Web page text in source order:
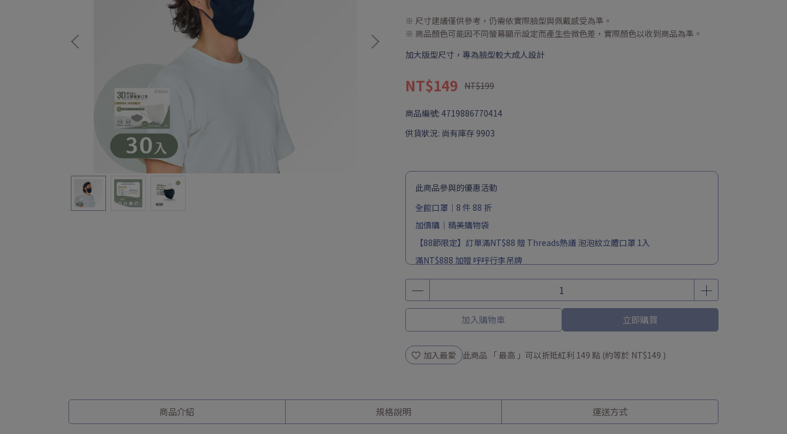
※ 尺寸建議僅供參考，仍需依實際臉型與佩戴感受為準。
※ 商品顏色可能因不同螢幕顯示設定而產生些微色差，實際顏色以收到商品為準。
加大版型尺寸，專為臉型較大成人設計
NT$149 NT$199
商品編號: 4719886770414
供貨狀況: 尚有庫存 9903
此商品參與的優惠活動
全館口罩｜8 件 88 折
加價購｜精美購物袋
【88節限定】訂單滿NT$88 贈 Threads熱議 泡泡紋立體口罩 1入
滿NT$888 加贈 呼呼行李吊牌
滿 NT$ 899 贈 純淨涼感 口罩 3入
全館滿NT$1500 送 NT$100 紅利金(每週五發放)
加入購物車 立即購買
加入最愛 此商品 「 最高 」可以折抵紅利 149 點 (約等於 NT$149 )
商品介紹 規格說明 運送方式